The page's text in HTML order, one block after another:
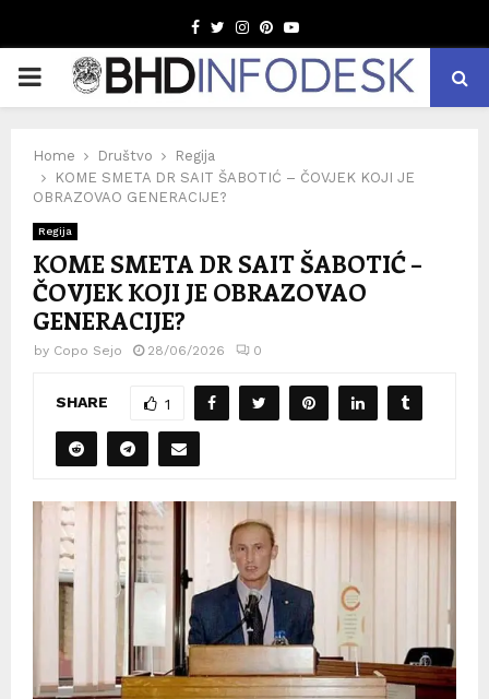
Facebook
TwitterInstagram
Pinterest
Youtube
PRIMARY
Home Društvo
Regija
KOME SMETA DR SAIT ŠABOTIĆ – ČOVJEK KOJI JE
OBRAZOVAO GENERACIJE?
Regija
KOME SMETA DR SAIT ŠABOTIĆ –
ČOVJEK KOJI JE OBRAZOVAO
GENERACIJE?
by Copo Sejo 28/06/2026 0
SHARE 1